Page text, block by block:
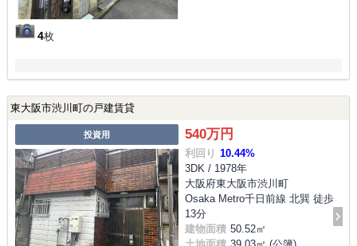
4枚
東大阪市渋川町の戸建賃貸
投資用 540万円
利回り 10.44%
3DK / 1978年
大阪府東大阪市渋川町
Osaka Metro千日前線 北巽 徒歩
13分
建物面積 50.52㎡